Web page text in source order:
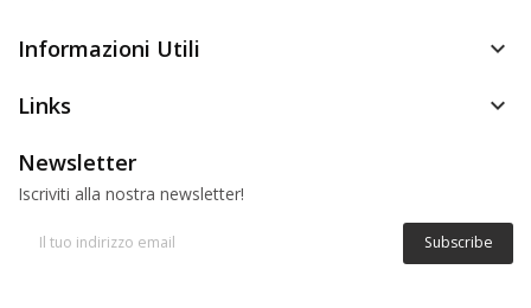
Informazioni Utili 
Links 
Newsletter
Iscriviti alla nostra newsletter!
Subscribe